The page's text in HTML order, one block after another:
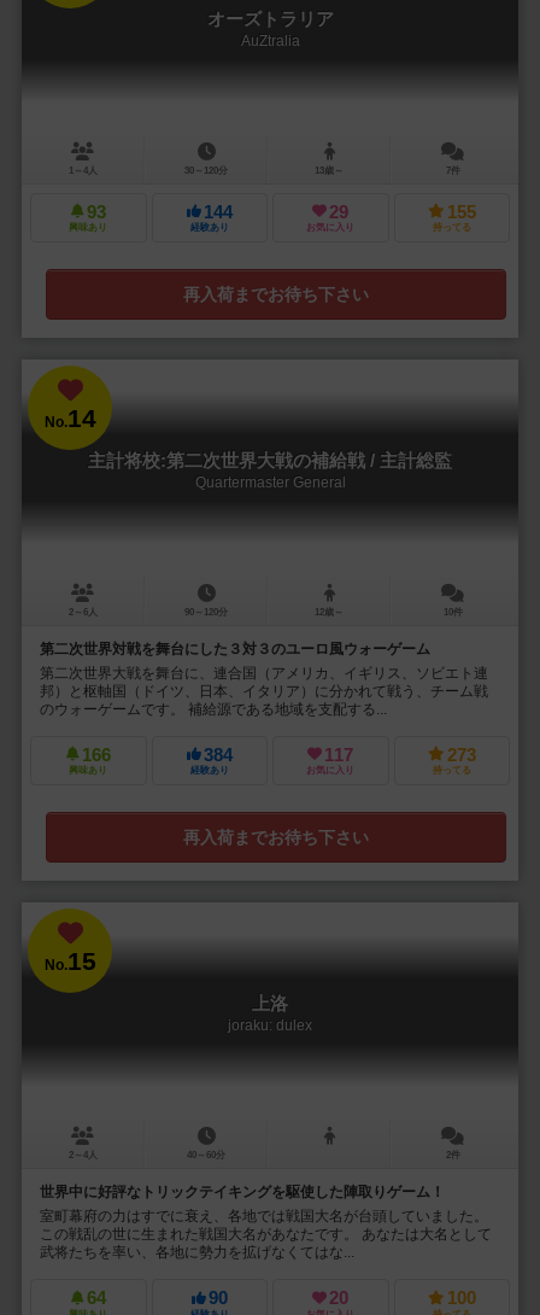
オーズトラリア
AuZtralia
1～4人 30～120分 13歳～ 7件
93
興味あり
144
経験あり
29
お気に入り
155
持ってる
再入荷までお待ち下さい
No.14
主計将校:第二次世界大戦の補給戦 / 主計総監
Quartermaster General
2～6人 90～120分 12歳～ 10件
第二次世界対戦を舞台にした３対３のユーロ風ウォーゲーム
第二次世界大戦を舞台に、連合国（アメリカ、イギリス、ソビエト連
邦）と枢軸国（ドイツ、日本、イタリア）に分かれて戦う、チーム戦
のウォーゲームです。 補給源である地域を支配する...
166
興味あり
384
経験あり
117
お気に入り
273
持ってる
再入荷までお待ち下さい
No.15
上洛
joraku: dulex
2～4人 40～60分 2件
世界中に好評なトリックテイキングを駆使した陣取りゲーム！
室町幕府の力はすでに衰え、各地では戦国大名が台頭していました。
この戦乱の世に生まれた戦国大名があなたです。 あなたは大名として
武将たちを率い、各地に勢力を拡げなくてはな...
64 90 20 100